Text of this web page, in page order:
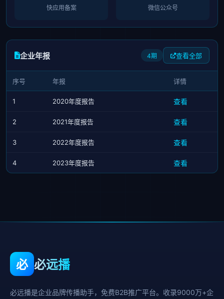
快应用备案 微信公众号
企业年报 4期 查看全部
序号 年报 详情
1 2020年度报告 查看
2 2021年度报告 查看
3 2022年度报告 查看
4 2023年度报告 查看
必 必远播
必远播是企业品牌传播助手，免费B2B推广平台。收录9000万+企